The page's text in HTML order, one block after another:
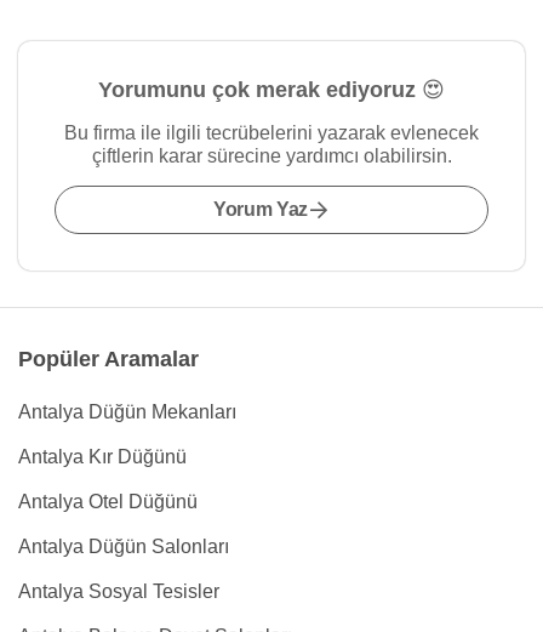
Yorumunu çok merak ediyoruz 😍
Bu firma ile ilgili tecrübelerini yazarak evlenecek
çiftlerin karar sürecine yardımcı olabilirsin.
Yorum Yaz
Popüler Aramalar
Antalya Düğün Mekanları
Antalya Kır Düğünü
Antalya Otel Düğünü
Antalya Düğün Salonları
Antalya Sosyal Tesisler